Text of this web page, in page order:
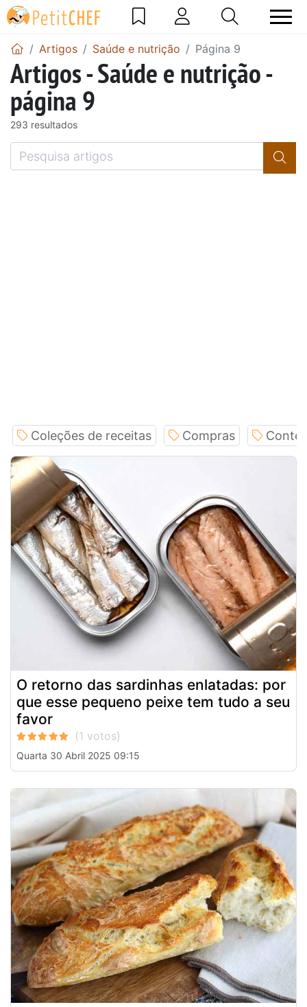
Artigos Saúde e nutrição Página 9
Artigos - Saúde e nutrição -
página 9
293 resultados
Coleções de receitas Compras
O retorno das sardinhas enlatadas: por
que esse pequeno peixe tem tudo a seu
favor
Quarta 30 Abril 2025 09:15